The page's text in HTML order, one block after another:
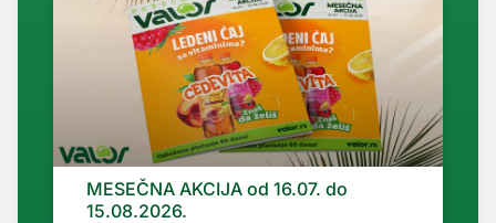
MESEČNA AKCIJA od 16.07. do
15.08.2026.